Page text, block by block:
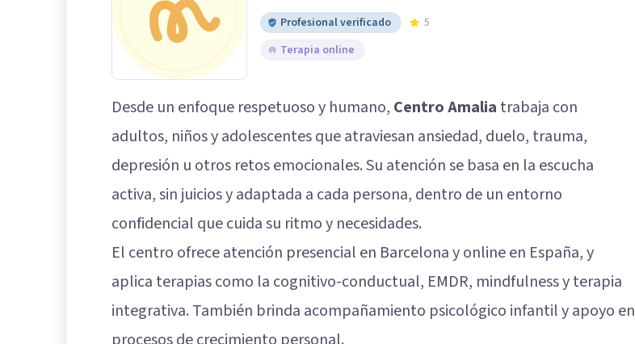
Profesional verificado
5
Terapia online
Desde un enfoque respetuoso y humano, Centro Amalia trabaja con
adultos, niños y adolescentes que atraviesan ansiedad, duelo, trauma,
depresión u otros retos emocionales. Su atención se basa en la escucha
activa, sin juicios y adaptada a cada persona, dentro de un entorno
confidencial que cuida su ritmo y necesidades.
El centro ofrece atención presencial en Barcelona y online en España, y
aplica terapias como la cognitivo-conductual, EMDR, mindfulness y terapia
integrativa. También brinda acompañamiento psicológico infantil y apoyo en